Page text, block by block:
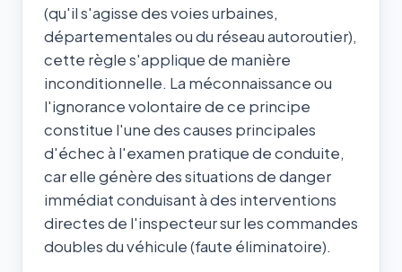
(qu'il s'agisse des voies urbaines,
départementales ou du réseau autoroutier),
cette règle s'applique de manière
inconditionnelle. La méconnaissance ou
l'ignorance volontaire de ce principe
constitue l'une des causes principales
d'échec à l'examen pratique de conduite,
car elle génère des situations de danger
immédiat conduisant à des interventions
directes de l'inspecteur sur les commandes
doubles du véhicule (faute éliminatoire).